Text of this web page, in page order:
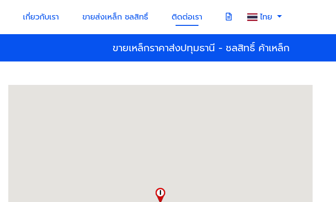
เกี่ยวกับเรา ขายส่งเหล็ก ชลสิทธิ์ ติดต่อเรา ไทย
ขายเหล็กราคาส่งปทุมธานี - ชลสิทธิ์ ค้าเหล็ก